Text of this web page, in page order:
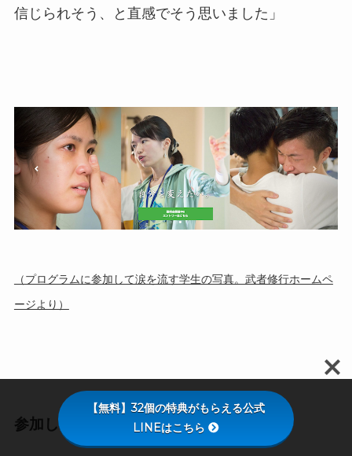
信じられそう、と直感でそう思いました」
（プログラムに参加して涙を流す学生の写真。武者修行ホームペ
ージより）
参加してみて正直どうでしたか？
【無料】32個の特典がもらえる公式
LINEはこちら